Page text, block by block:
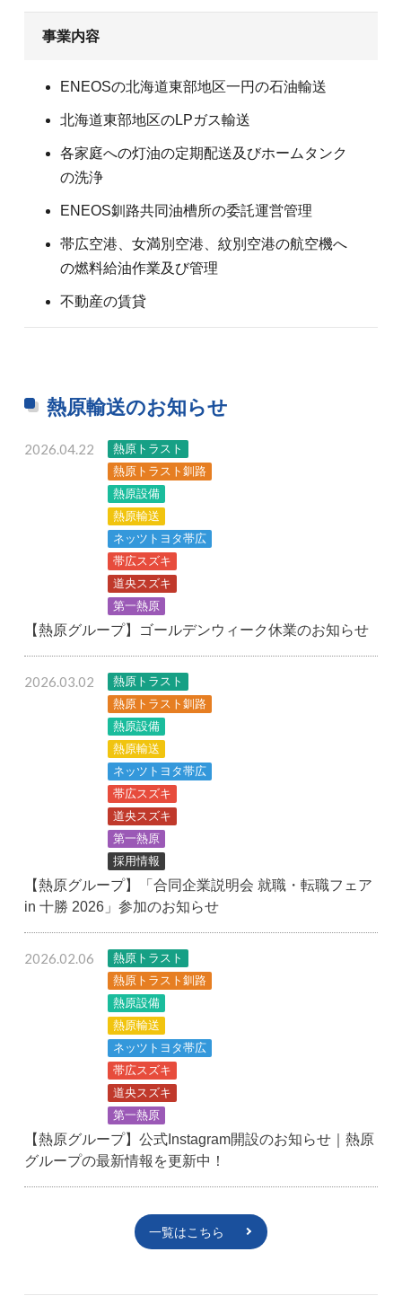
事業内容
ENEOSの北海道東部地区一円の石油輸送
北海道東部地区のLPガス輸送
各家庭への灯油の定期配送及びホームタンク
の洗浄
ENEOS釧路共同油槽所の委託運営管理
帯広空港、女満別空港、紋別空港の航空機へ
の燃料給油作業及び管理
不動産の賃貸
熱原輸送のお知らせ
2026.04.22
熱原トラスト
熱原トラスト釧路
熱原設備
熱原輸送
ネッツトヨタ帯広
帯広スズキ
道央スズキ
第一熱原
【熱原グループ】ゴールデンウィーク休業のお知らせ
2026.03.02
熱原トラスト
熱原トラスト釧路
熱原設備
熱原輸送
ネッツトヨタ帯広
帯広スズキ
道央スズキ
第一熱原
採用情報
【熱原グループ】「合同企業説明会 就職・転職フェア
in 十勝 2026」参加のお知らせ
2026.02.06
熱原トラスト
熱原トラスト釧路
熱原設備
熱原輸送
ネッツトヨタ帯広
帯広スズキ
道央スズキ
第一熱原
【熱原グループ】公式Instagram開設のお知らせ｜熱原
グループの最新情報を更新中！
一覧はこちら